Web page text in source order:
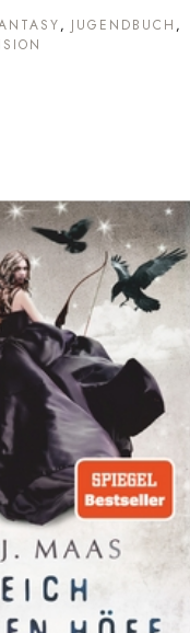
JUGENDBUCH